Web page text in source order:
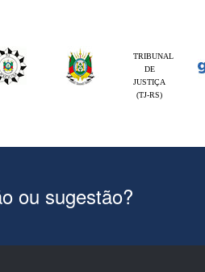
TRIBUNAL
DE
JUSTIÇA
(TJ-RS)
ou sugestão?